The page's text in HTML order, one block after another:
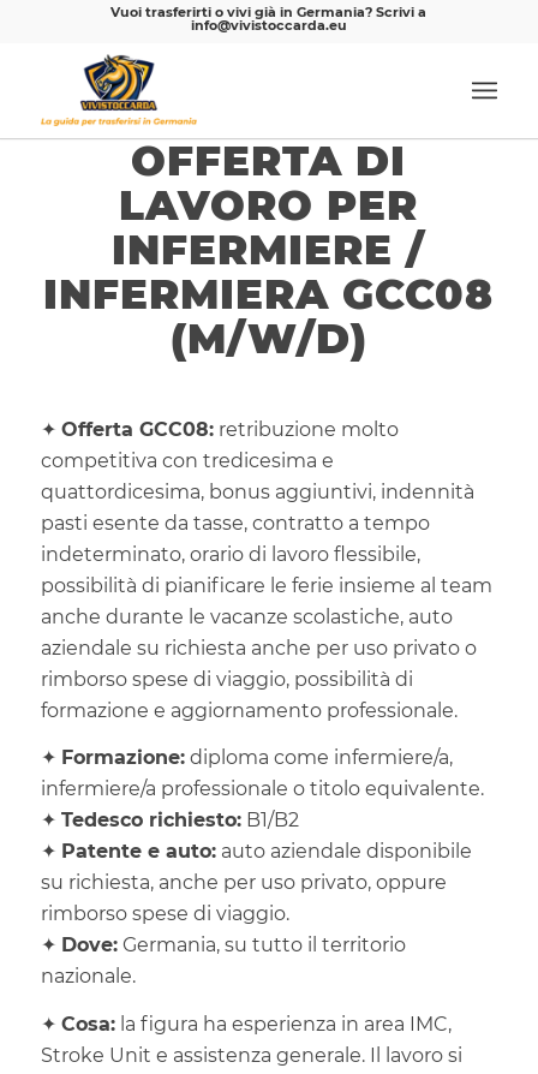
Vuoi trasferirti o vivi già in Germania? Scrivi a
info@vivistoccarda.eu
OFFERTA DI
LAVORO PER
INFERMIERE /
INFERMIERA GCC08
(M/W/D)
✦ Offerta GCC08:retribuzione molto
competitiva con tredicesima e
quattordicesima, bonus aggiuntivi, indennità
pasti esente da tasse, contratto a tempo
indeterminato, orario di lavoro flessibile,
possibilità di pianificare le ferie insieme al team
anche durante le vacanze scolastiche, auto
aziendale su richiesta anche per uso privato o
rimborso spese di viaggio, possibilità di
formazione e aggiornamento professionale.
✦ Formazione:diploma come infermiere/a,
infermiere/a professionale o titolo equivalente.
✦ Tedesco richiesto:B1/B2
✦ Patente e auto:auto aziendale disponibile
su richiesta, anche per uso privato, oppure
rimborso spese di viaggio.
✦ Dove:Germania, su tutto il territorio
nazionale.
✦ Cosa:la figura ha esperienza in area IMC,
Stroke Unit e assistenza generale. Il lavoro si